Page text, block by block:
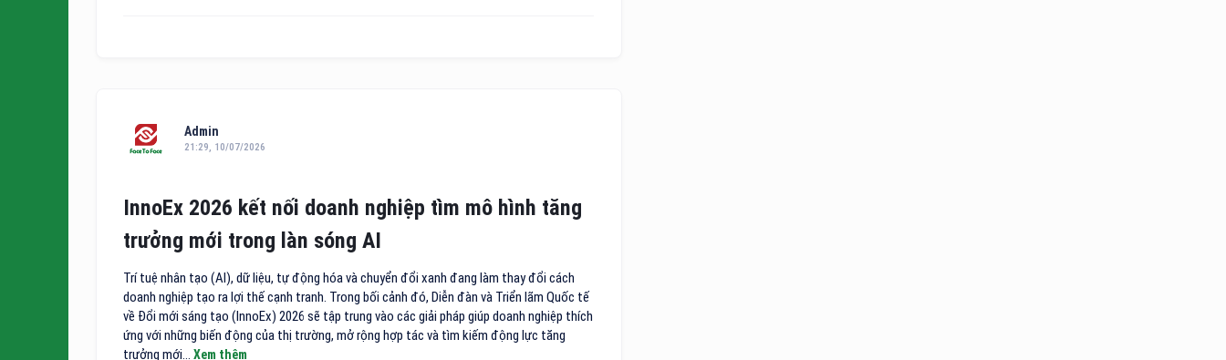
Admin
21:29, 10/07/2026
InnoEx 2026 kết nối doanh nghiệp tìm mô hình tăng
trưởng mới trong làn sóng AI
Trí tuệ nhân tạo (AI), dữ liệu, tự động hóa và chuyển đổi xanh đang làm thay đổi cách
doanh nghiệp tạo ra lợi thế cạnh tranh. Trong bối cảnh đó, Diễn đàn và Triển lãm Quốc tế
về Đổi mới sáng tạo (InnoEx) 2026 sẽ tập trung vào các giải pháp giúp doanh nghiệp thích
ứng với những biến động của thị trường, mở rộng hợp tác và tìm kiếm động lực tăng
trưởng mới...Xem thêm